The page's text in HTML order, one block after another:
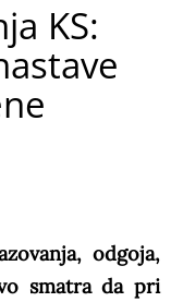
KS:
odgoja,
smatra da pri